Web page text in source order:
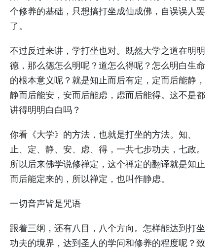
个修养的基础，只想搞打坐成仙成佛，自误误人罢
了。
不过反过来讲，学打坐也对。既然大学之道在明明
德，那么德怎么明呢？道怎么得呢？怎么明白生命
的根本意义呢？就是知止而后有定，定而后能静，
静而后能安，安而后能虑，虑而后能得。这不是都
讲得明明白白吗？
你看《大学》的方法，也就是打坐的方法。知、
止、定、静、安、虑、得，一共七步功夫，七政。
所以后来佛学说修禅定，这个禅定的翻译就是知止
而后能定来的，所以禅定，也叫作静虑。
一切音声皆是咒语
跟着三纲，还有八目，八个方向。怎样能达到打坐
功夫的境界，达到圣人的学问和修养的程度呢？致